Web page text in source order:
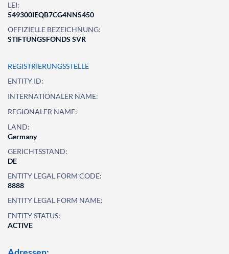
LEI:
549300IEQB7CG4NNS450
OFFIZIELLE BEZEICHNUNG:
STIFTUNGSFONDS SVR
REGISTRIERUNGSSTELLE
ENTITY ID:
INTERNATIONALER NAME:
REGIONALER NAME:
LAND:
Germany
GERICHTSSTAND:
DE
ENTITY LEGAL FORM CODE:
8888
ENTITY LEGAL FORM NAME:
ENTITY STATUS:
ACTIVE